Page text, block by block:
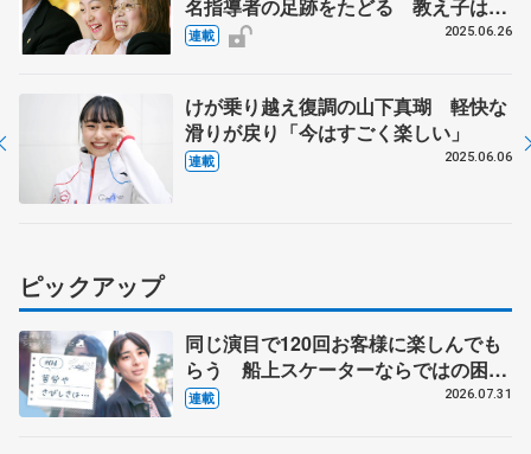
名指導者の足跡をたどる 教え子は伊
藤みどり、浅田真央、村上佳菜子、宇
連載 2025.06.26
けが乗り越え復調の山下真瑚 軽快な
滑りが戻り「今はすごく楽しい」
連載 2025.06.06
ピックアップ
同じ演目で120回お客様に楽しんでも
らう 船上スケーターならではの困難
とは 影響あったPIW前キャプテン松
連載 2026.07.31